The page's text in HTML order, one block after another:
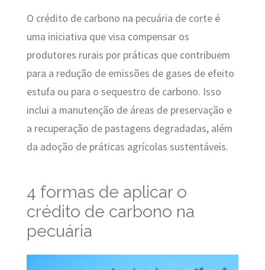
O crédito de carbono na pecuária de corte é
uma iniciativa que visa compensar os
produtores rurais por práticas que contribuem
para a redução de emissões de gases de efeito
estufa ou para o sequestro de carbono. Isso
inclui a manutenção de áreas de preservação e
a recuperação de pastagens degradadas, além
da adoção de práticas agrícolas sustentáveis.
4 formas de aplicar o
crédito de carbono na
pecuária